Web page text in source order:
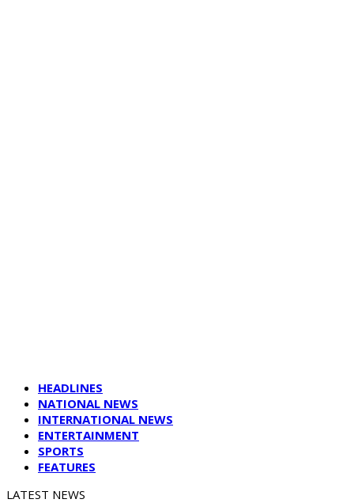
HEADLINES
NATIONAL NEWS
INTERNATIONAL NEWS
ENTERTAINMENT
SPORTS
FEATURES
LATEST NEWS